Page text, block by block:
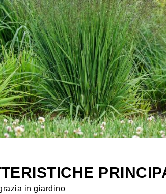
in giardino